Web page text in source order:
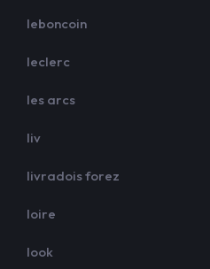
leboncoin
leclerc
les arcs
liv
livradois forez
loire
look